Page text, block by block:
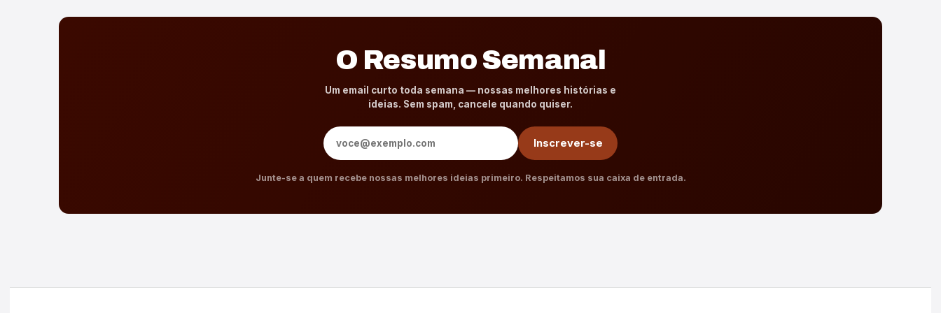
O Resumo Semanal
Um email curto toda semana — nossas melhores histórias e
ideias. Sem spam, cancele quando quiser.
Endereço de e-mail
Inscrever-se
Junte-se a quem recebe nossas melhores ideias primeiro. Respeitamos sua caixa de entrada.